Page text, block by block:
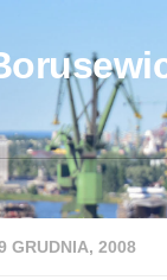
GRUDNIA, 2008